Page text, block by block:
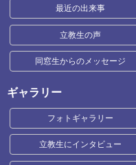
最近の出来事
立教生の声
同窓生からのメッセージ
ギャラリー
フォトギャラリー
立教生にインタビュー